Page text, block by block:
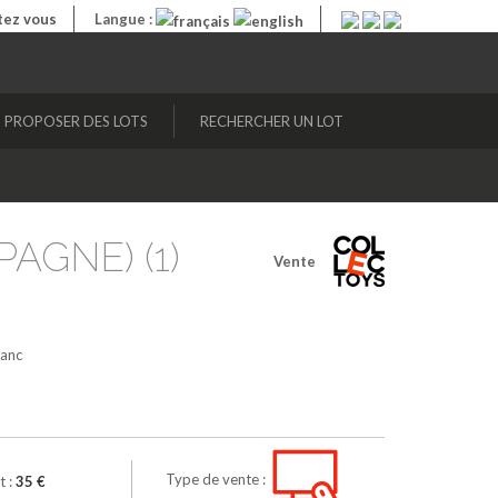
vous Langue :
PROPOSER DES LOTS RECHERCHER UN LOT
Vente
(1)
:35 € Type de vente :